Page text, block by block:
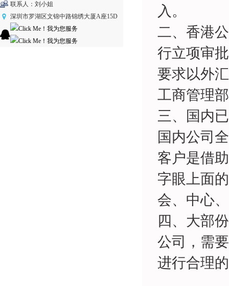
联系人：刘小姐
深圳市罗湖区文锦中路锦绣大厦A座15D
入。
二、香港
行立项审
要求以外
工商管理
三、国内
国内公司
客户是借
字眼上面
会、中心
四、大部
公司，需
进行合理